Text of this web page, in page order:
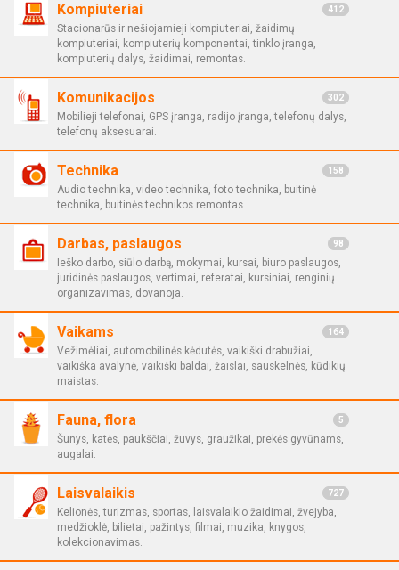
Kompiuteriai 412
Stacionarūs ir nešiojamieji kompiuteriai, žaidimų
kompiuteriai, kompiuterių komponentai, tinklo įranga,
kompiuterių dalys, žaidimai, remontas.
Komunikacijos 302
Mobilieji telefonai, GPS įranga, radijo įranga, telefonų dalys,
telefonų aksesuarai.
Technika 158
Audio technika, video technika, foto technika, buitinė
technika, buitinės technikos remontas.
Darbas, paslaugos 98
Ieško darbo, siūlo darbą, mokymai, kursai, biuro paslaugos,
juridinės paslaugos, vertimai, referatai, kursiniai, renginių
organizavimas, dovanoja.
Vaikams 164
Vežimėliai, automobilinės kėdutės, vaikiški drabužiai,
vaikiška avalynė, vaikiški baldai, žaislai, sauskelnės, kūdikių
maistas.
Fauna, flora 5
Šunys, katės, paukščiai, žuvys, graužikai, prekės gyvūnams,
augalai.
Laisvalaikis 727
Kelionės, turizmas, sportas, laisvalaikio žaidimai, žvejyba,
medžioklė, bilietai, pažintys, filmai, muzika, knygos,
kolekcionavimas.